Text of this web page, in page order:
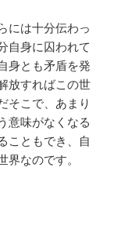
には十分伝わっ
自身に囚われて
身とも矛盾を発
放すればこの世
そこで、あまり
意味がなくなる
こともでき、自
なのです。